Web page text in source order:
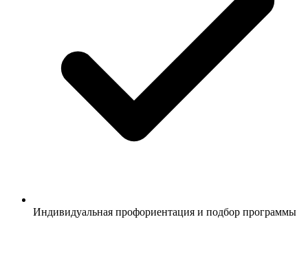
Индивидуальная профориентация и подбор программы